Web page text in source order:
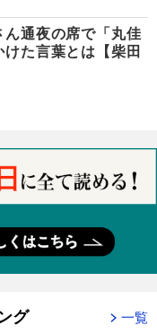
ん通夜の席で「丸佳
た言葉とは【柴田
グ 一覧